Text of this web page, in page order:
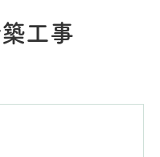
工事